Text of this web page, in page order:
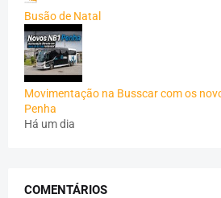
Busão de Natal
Movimentação na Busscar com os
Penha
Há um dia
COMENTÁRIOS